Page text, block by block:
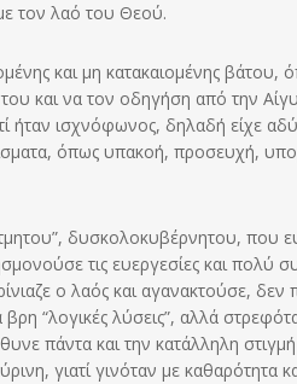
τον λαό του Θεού.
και μη κατακαιομένης βάτου,
και να τον οδηγήση από την
ήταν ισχνόφωνος, δηλαδή είχε
όπως υπακοή, προσευχή,
δυσκολοκυβέρνητου, που
τις ευεργεσίες και πολύ
ο λαός και αγανακτούσε,
“λογικές λύσεις”, αλλά
πάντα και την κατάλληλη
γιατί γινόταν με καθαρότητα